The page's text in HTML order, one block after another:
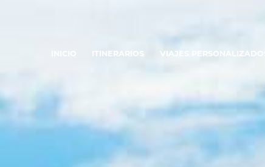
ITINERARIOS VIAJES PERSONALIZADOS